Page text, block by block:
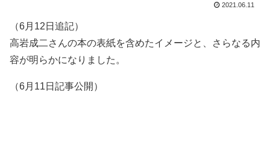
2021.06.11
（6月12日追記）
高岩成二さんの本の表紙を含めたイメージと、さらなる内
容が明らかになりました。
（6月11日記事公開）